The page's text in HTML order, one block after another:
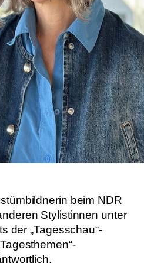
beim NDR
Stylistinnen unter
der „Tagesschau“-